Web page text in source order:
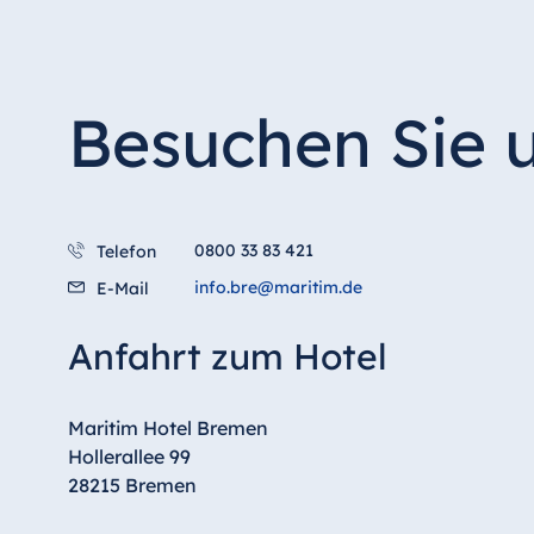
Besuchen Sie
Telefon
0800 33 83 421
E-Mail
info.bre@maritim.de
Anfahrt zum Hotel
Maritim Hotel Bremen
Hollerallee 99
28215 Bremen